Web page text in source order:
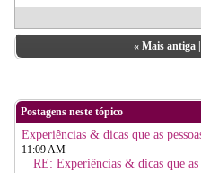
« Mais antiga|
Postagens neste tópico
Experiências & dicas que as
11:09 AM
RE: Experiências & dicas que as